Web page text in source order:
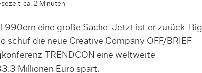
ca. 2 Minuten
eine große Sache. Jetzt ist er zurück. Big
schuf die neue Creative Company OFF/BRIEF
TRENDCON eine weltweite
Millionen Euro spart.